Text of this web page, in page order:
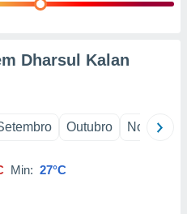
Dharsul Kalan
Outubro Novembro
Min: 27°C